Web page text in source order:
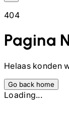
404
Pagina
Helaas konden
Go back home
Loading...